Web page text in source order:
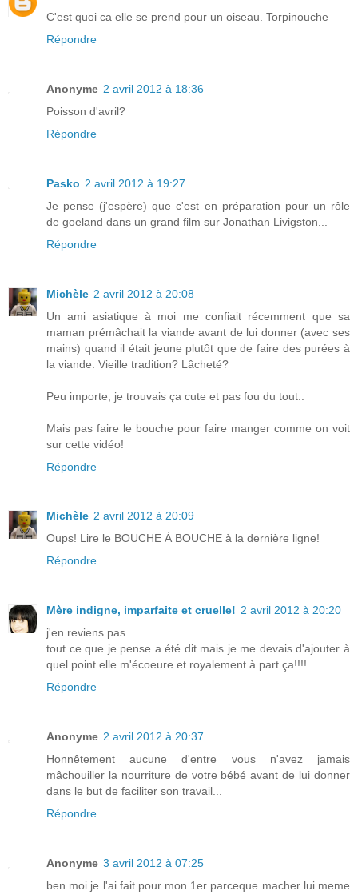
C'est quoi ca elle se prend pour un oiseau. Torpinouche
Répondre
Anonyme 2 avril 2012 à 18:36
Poisson d'avril?
Répondre
Pasko 2 avril 2012 à 19:27
Je pense (j'espère) que c'est en préparation pour un rôle
de goeland dans un grand film sur Jonathan Livigston...
Répondre
Michèle 2 avril 2012 à 20:08
Un ami asiatique à moi me confiait récemment que sa
maman prémâchait la viande avant de lui donner (avec ses
mains) quand il était jeune plutôt que de faire des purées à
la viande. Vieille tradition? Lâcheté?
Peu importe, je trouvais ça cute et pas fou du tout..
Mais pas faire le bouche pour faire manger comme on voit
sur cette vidéo!
Répondre
Michèle 2 avril 2012 à 20:09
Oups! Lire le BOUCHE À BOUCHE à la dernière ligne!
Répondre
Mère indigne, imparfaite et cruelle! 2 avril 2012 à 20:20
j'en reviens pas...
tout ce que je pense a été dit mais je me devais d'ajouter à
quel point elle m'écoeure et royalement à part ça!!!!
Répondre
Anonyme 2 avril 2012 à 20:37
Honnêtement aucune d'entre vous n'avez jamais
mâchouiller la nourriture de votre bébé avant de lui donner
dans le but de faciliter son travail...
Répondre
Anonyme 3 avril 2012 à 07:25
ben moi je l'ai fait pour mon 1er parceque macher lui meme